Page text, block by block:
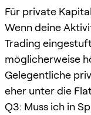
Für private
Wenn deine
Trading
möglicherweise
Gelegentliche
eher unter die
Q3: Muss ich in